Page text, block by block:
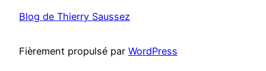
Blog de Thierry Saussez
Fièrement propulsé par WordPress